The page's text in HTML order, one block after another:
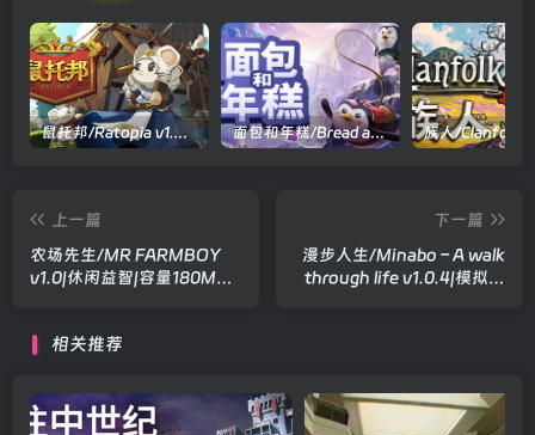
鼠托邦/Ratopia v1.0.0530|策略模拟|容量2.9GB|官方中文版 面包和年糕/Bread and Fred Build.21411256|动作冒险|容量1.1GB|官方中文版
上一篇
农场先生/MR FARMBOY
v1.0|休闲益智|容量180MB|
下一篇
漫步人生/Minabo – A walk
through life v1.0.4|模拟经
相关推荐